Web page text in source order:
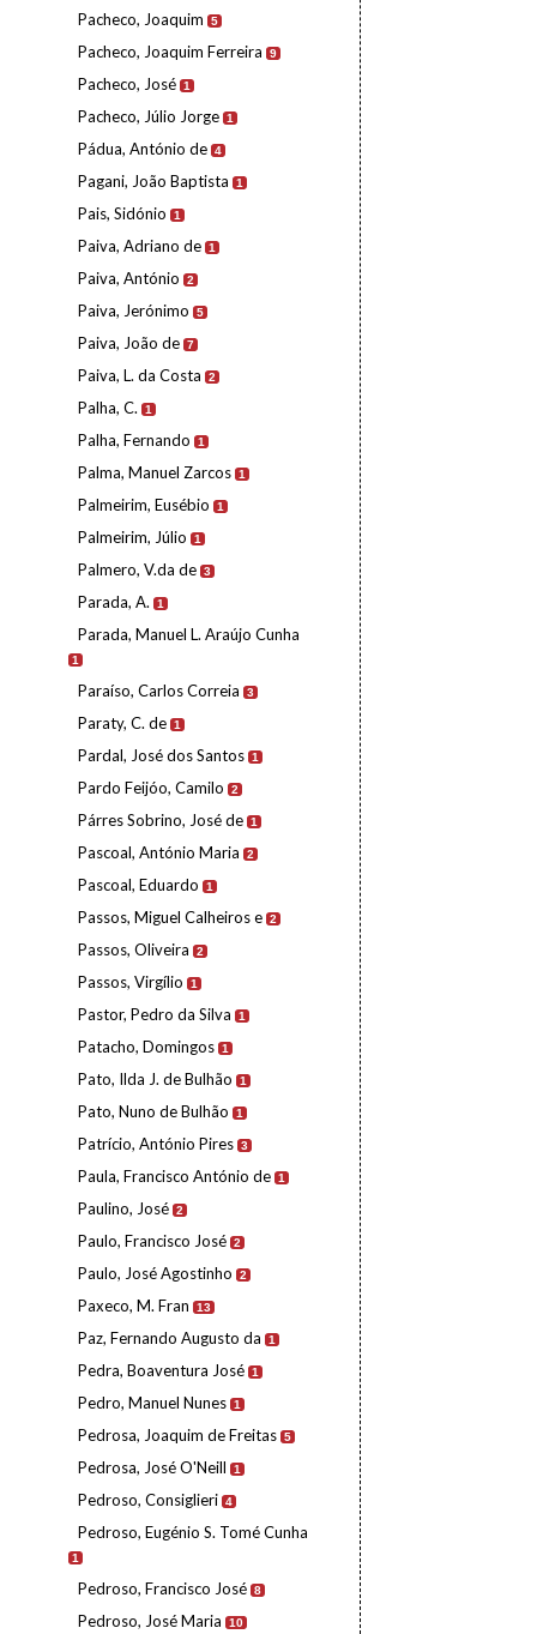
Pacheco, Joaquim 5
Pacheco, Joaquim Ferreira 9
Pacheco, José 1
Pacheco, Júlio Jorge 1
Pádua, António de 4
Pagani, João Baptista 1
Pais, Sidónio 1
Paiva, Adriano de 1
Paiva, António 2
Paiva, Jerónimo 5
Paiva, João de 7
Paiva, L. da Costa 2
Palha, C. 1
Palha, Fernando 1
Palma, Manuel Zarcos 1
Palmeirim, Eusébio 1
Palmeirim, Júlio 1
Palmero, V.da de 3
Parada, A. 1
Parada, Manuel L. Araújo Cunha
1
Paraíso, Carlos Correia 3
Paraty, C. de 1
Pardal, José dos Santos 1
Pardo Feijóo, Camilo 2
Párres Sobrino, José de 1
Pascoal, António Maria 2
Pascoal, Eduardo 1
Passos, Miguel Calheiros e 2
Passos, Oliveira 2
Passos, Virgílio 1
Pastor, Pedro da Silva 1
Patacho, Domingos 1
Pato, Ilda J. de Bulhão 1
Pato, Nuno de Bulhão 1
Patrício, António Pires 3
Paula, Francisco António de 1
Paulino, José 2
Paulo, Francisco José 2
Paulo, José Agostinho 2
Paxeco, M. Fran 13
Paz, Fernando Augusto da 1
Pedra, Boaventura José 1
Pedro, Manuel Nunes 1
Pedrosa, Joaquim de Freitas 5
Pedrosa, José O'Neill 1
Pedroso, Consiglieri 4
Pedroso, Eugénio S. Tomé Cunha
1
Pedroso, Francisco José 8
Pedroso, José Maria 10